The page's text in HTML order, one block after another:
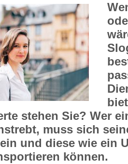
stehen Sie? Wer
muss sich
und diese wie ein
können.